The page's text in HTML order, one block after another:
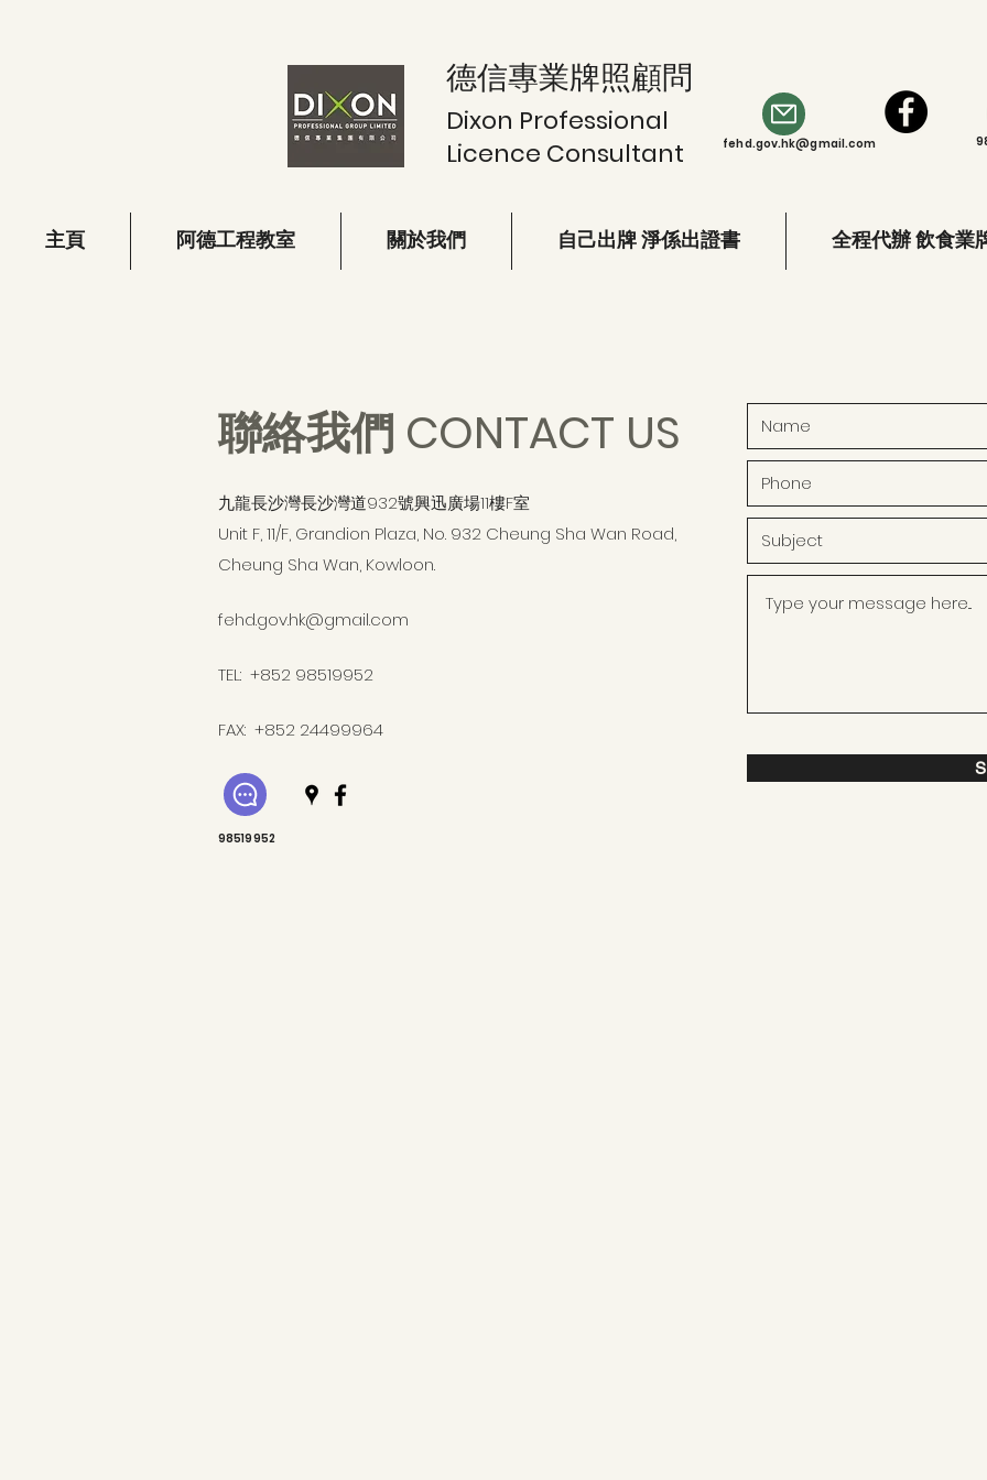
德信專業牌照顧問
Dixon Professional
Licence Consultant
fehd.gov.hk@gmail.com
主頁 阿德工程教室 關於我們 自己出牌 淨係出證書 全程代辦 飲食業
聯絡我們 CONTACT US
九龍長沙灣長沙灣道932號興迅廣場11樓F室
Unit F, 11/F, Grandion Plaza, No. 932 Cheung Sha Wan Road,
Cheung Sha Wan, Kowloon.
fehd.gov.hk@gmail.com
TEL: +852 98519952
FAX: +852 24499964
98519952